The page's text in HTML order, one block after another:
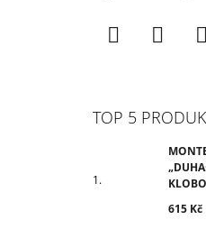
TOP 5
615 Kč